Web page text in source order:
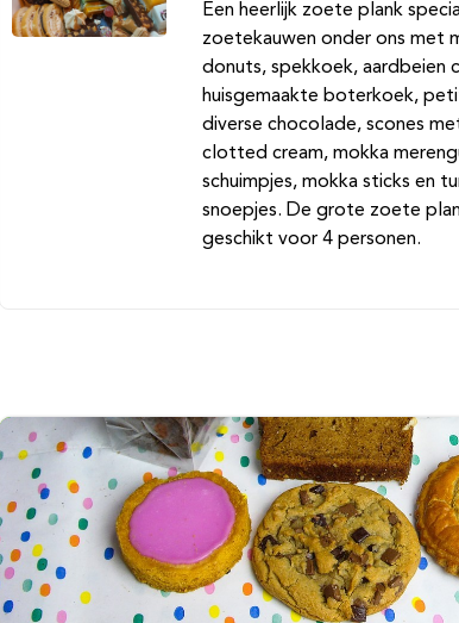
Een heerlijk zoete plank
zoetekauwen onder ons met
donuts, spekkoek, aardbeien
huisgemaakte boterkoek,
diverse chocolade, scones
clotted cream, mokka
schuimpjes, mokka sticks en
snoepjes. De grote zoete
geschikt voor 4 personen.